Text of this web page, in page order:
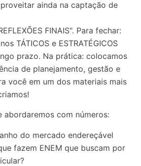
ainda na captação de
FINAIS". Para fechar:
TÁTICOS e ESTRATÉGICOS
prazo. Na prática: colocamos
de planejamento, gestão e
você em um dos materiais mais
abordaremos com números:
do mercado endereçável
fazem ENEM que buscam por